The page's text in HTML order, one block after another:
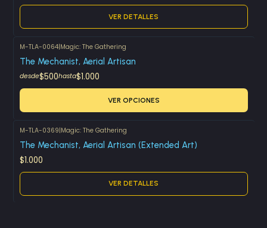
VER DETALLES
M-TLA-0064|Magic: The Gathering
The Mechanist, Aerial Artisan
desde$500hasta$1.000
VER OPCIONES
Agotado
M-TLA-0369|Magic: The Gathering
The Mechanist, Aerial Artisan (Extended Art)
$1.000
VER DETALLES